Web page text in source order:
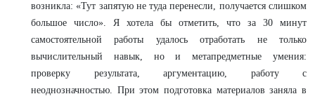
возникла: «Тут запятую не туда перенесли, получается слишком
большое число». Я хотела бы отметить, что за 30 минут
самостоятельной работы удалось отработать не только
вычислительный навык, но и метапредметные умения:
проверку результата, аргументацию, работу с
неоднозначностью. При этом подготовка материалов заняла в